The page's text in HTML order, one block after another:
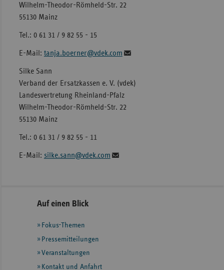
Wilhelm-Theodor-Römheld-Str. 22
55130 Mainz
Tel.: 0 61 31 / 9 82 55 - 15
E-Mail: tanja.boerner@vdek.com
Silke Sann
Verband der Ersatzkassen e. V. (vdek)
Landesvertretung Rheinland-Pfalz
Wilhelm-Theodor-Römheld-Str. 22
55130 Mainz
Tel.: 0 61 31 / 9 82 55 - 11
E-Mail: silke.sann@vdek.com
Seitennavigation
Seitenleiste
weiteren
Informationen
Auf einen Blick
Fokus-Themen
Pressemitteilungen
Veranstaltungen
Kontakt und Anfahrt